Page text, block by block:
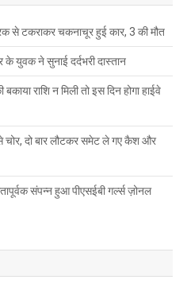
से टकराकर चकनाचूर हुई कार, 3 की मौत
युवक ने सुनाई दर्दभरी दास्तान
राशि न मिली तो इस दिन होगा हाईवे
दो बार लौटकर समेट ले गए कैश और
संपन्न हुआ पीएसईबी गर्ल्स ज़ोनल